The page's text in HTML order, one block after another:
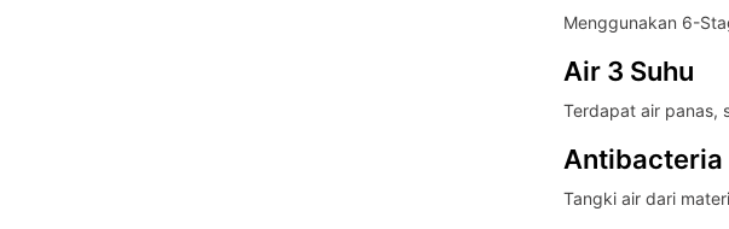
Menggunakan 6-
Air 3 Suhu
Terdapat air panas,
Antibacteria
Tangki air dari